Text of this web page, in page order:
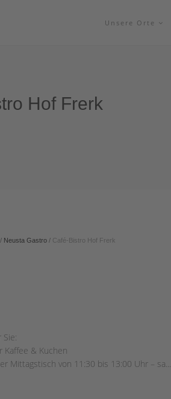
Unsere Orte
Hof Frerk
/ Neusta Gastro / Café-Bistro Hof Frerk
Kaffee & Kuchen
Mittagstisch von 11:30 bis 13:00 Uhr – sa...